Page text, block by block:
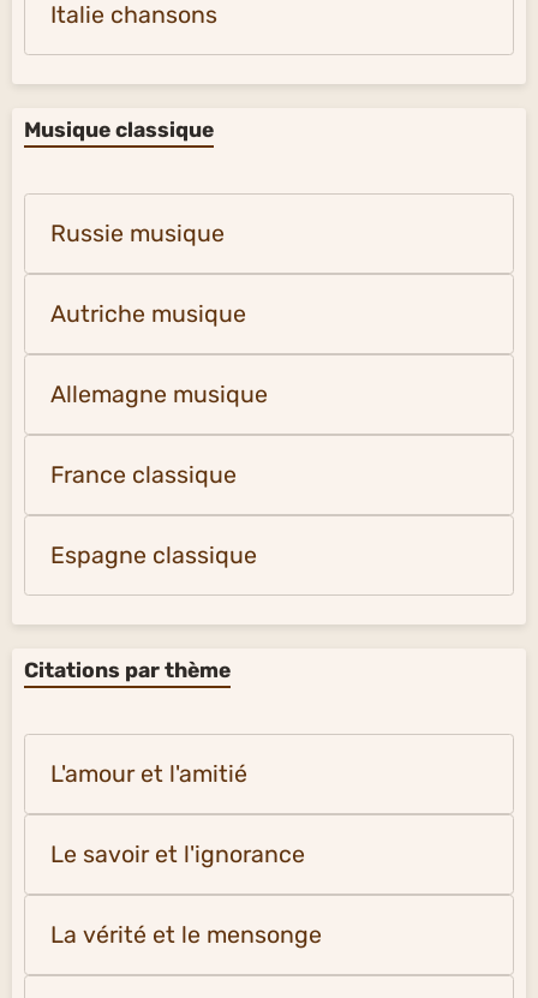
Italie chansons
Musique classique
Russie musique
Autriche musique
Allemagne musique
France classique
Espagne classique
Citations par thème
L'amour et l'amitié
Le savoir et l'ignorance
La vérité et le mensonge